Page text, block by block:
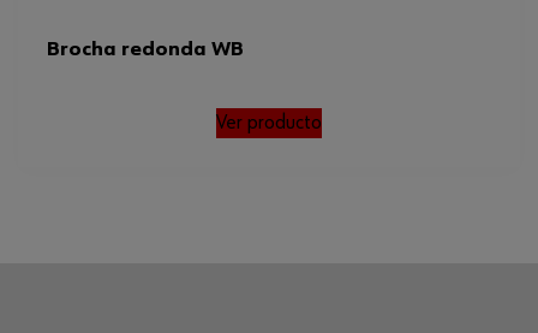
Brocha redonda WB
Ver producto